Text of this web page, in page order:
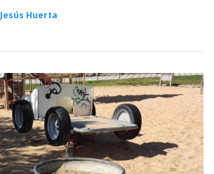
Jesús Huerta